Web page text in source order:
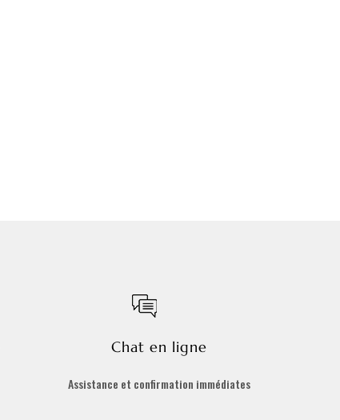
Chat en ligne
Assistance et confirmation immédiates